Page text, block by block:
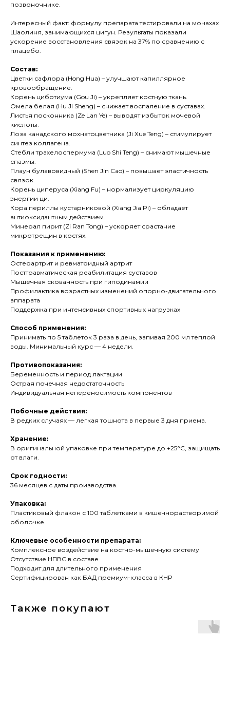
позвоночнике.
Интересный факт: формулу препарата тестировали на монахах
Шаолиня, занимающихся цигун. Результаты показали
ускорение восстановления связок на 37% по сравнению с
плацебо.
Состав:
Цветки сафлора (Hong Hua) – улучшают капиллярное
кровообращение.
Корень циботиума (Gou Ji) – укрепляет костную ткань.
Омела белая (Hu Ji Sheng) – снижает воспаление в суставах.
Листья посконника (Ze Lan Ye) – выводят избыток мочевой
кислоты.
Лоза канадского мохнатоцветника (Ji Xue Teng) – стимулирует
синтез коллагена.
Стебли трахелоспермума (Luo Shi Teng) – снимают мышечные
спазмы.
Плаун булавовидный (Shen Jin Cao) – повышает эластичность
связок.
Корень циперуса (Xiang Fu) – нормализует циркуляцию
энергии ци.
Кора периллы кустарниковой (Xiang Jia Pi) – обладает
антиоксидантным действием.
Минерал пирит (Zi Ran Tong) – ускоряет срастание
микротрещин в костях.
Показания к применению:
Остеоартрит и ревматоидный артрит
Посттравматическая реабилитация суставов
Мышечная скованность при гиподинамии
Профилактика возрастных изменений опорно-двигательного
аппарата
Поддержка при интенсивных спортивных нагрузках
Способ применения:
Принимать по 5 таблеток 3 раза в день, запивая 200 мл теплой
воды. Минимальный курс — 4 недели.
Противопоказания:
Беременность и период лактации
Острая почечная недостаточность
Индивидуальная непереносимость компонентов
Побочные действия:
В редких случаях — легкая тошнота в первые 3 дня приема.
Хранение:
В оригинальной упаковке при температуре до +25°C, защищать
от влаги.
Срок годности:
36 месяцев с даты производства.
Упаковка:
Пластиковый флакон с 100 таблетками в кишечнорастворимой
оболочке.
Ключевые особенности препарата:
Комплексное воздействие на костно-мышечную систему
Отсутствие НПВС в составе
Подходит для длительного применения
Сертифицирован как БАД премиум-класса в КНР
Также покупают